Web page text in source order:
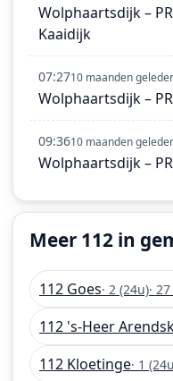
Wolphaartsdijk –
Kaaidijk
07:2710 maanden
Wolphaartsdijk –
09:3610 maanden
Wolphaartsdijk –
Meer 112 in
112 Goes· 2 (24u)·
112 's-Heer
112 Kloetinge· 1